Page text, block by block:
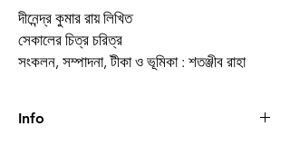
দীনেন্দ্র কুমার রায় লিখিত
সেকালের চিত্র চরিত্র
সংকলন, সম্পাদনা, টীকা ও ভূমিকা : শতঞ্জীব রাহা
Info